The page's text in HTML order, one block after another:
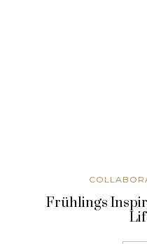
Frühlings